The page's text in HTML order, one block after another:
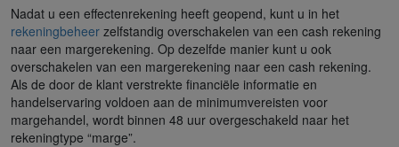
Nadat u een effectenrekening heeft geopend, kunt u in het
rekeningbeheer zelfstandig overschakelen van een cash rekening
naar een margerekening. Op dezelfde manier kunt u ook
overschakelen van een margerekening naar een cash rekening.
Als de door de klant verstrekte financiële informatie en
handelservaring voldoen aan de minimumvereisten voor
margehandel, wordt binnen 48 uur overgeschakeld naar het
rekeningtype “marge”.